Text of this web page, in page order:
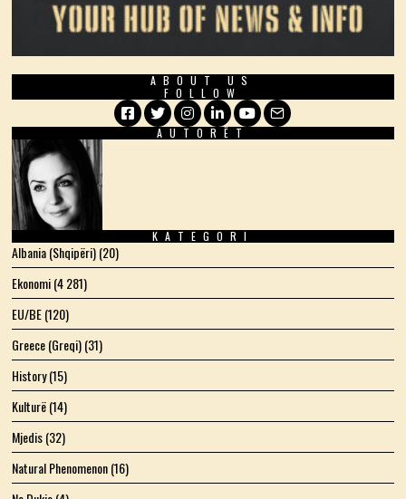
ABOUT US
FOLLOW
Facebook
TwitterInstagram
LinkedIn
YouTube
Email
AUTORËT
KATEGORI
Albania (Shqipëri)(20)
Ekonomi(4 281)
EU/BE(120)
Greece (Greqi)(31)
History(15)
Kulturë(14)
Mjedis(32)
Natural Phenomenon(16)